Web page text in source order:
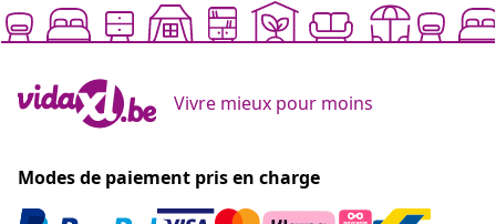
Vivre mieux pour moins
Modes de paiement pris en charge